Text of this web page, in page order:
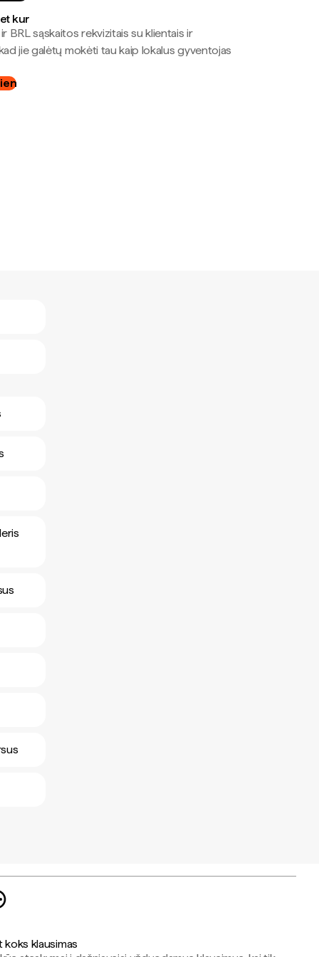
kur
ir BRL sąskaitos rekvizitais su klientais ir
jie galėtų mokėti tau kaip lokalus gyventojas
koks klausimas